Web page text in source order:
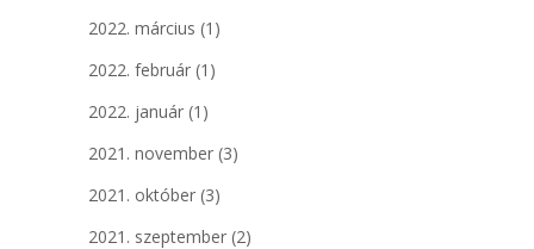
2022. március (1)
2022. február (1)
2022. január (1)
2021. november (3)
2021. október (3)
2021. szeptember (2)